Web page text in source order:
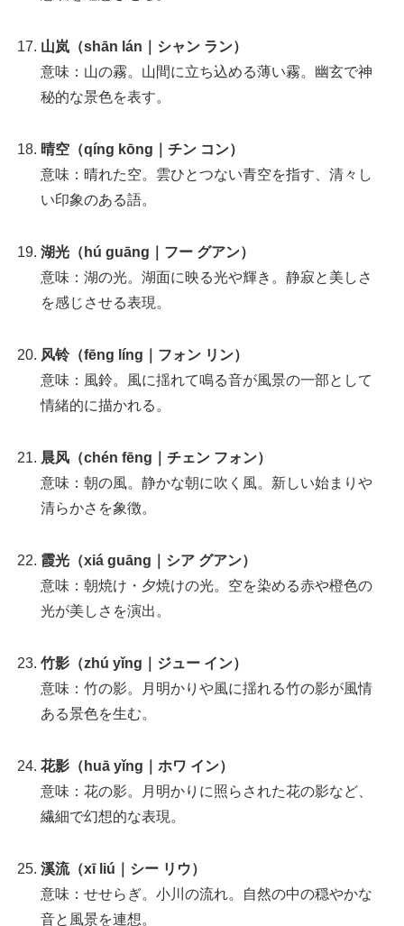
山岚（shān lán｜シャン ラン）
意味：山の霧。山間に立ち込める薄い霧。幽玄で神
秘的な景色を表す。
晴空（qíng kōng｜チン コン）
意味：晴れた空。雲ひとつない青空を指す、清々し
い印象のある語。
湖光（hú guāng｜フー グアン）
意味：湖の光。湖面に映る光や輝き。静寂と美しさ
を感じさせる表現。
风铃（fēng líng｜フォン リン）
意味：風鈴。風に揺れて鳴る音が風景の一部として
情緒的に描かれる。
晨风（chén fēng｜チェン フォン）
意味：朝の風。静かな朝に吹く風。新しい始まりや
清らかさを象徴。
霞光（xiá guāng｜シア グアン）
意味：朝焼け・夕焼けの光。空を染める赤や橙色の
光が美しさを演出。
竹影（zhú yǐng｜ジュー イン）
意味：竹の影。月明かりや風に揺れる竹の影が風情
ある景色を生む。
花影（huā yǐng｜ホワ イン）
意味：花の影。月明かりに照らされた花の影など、
繊細で幻想的な表現。
溪流（xī liú｜シー リウ）
意味：せせらぎ。小川の流れ。自然の中の穏やかな
音と風景を連想。